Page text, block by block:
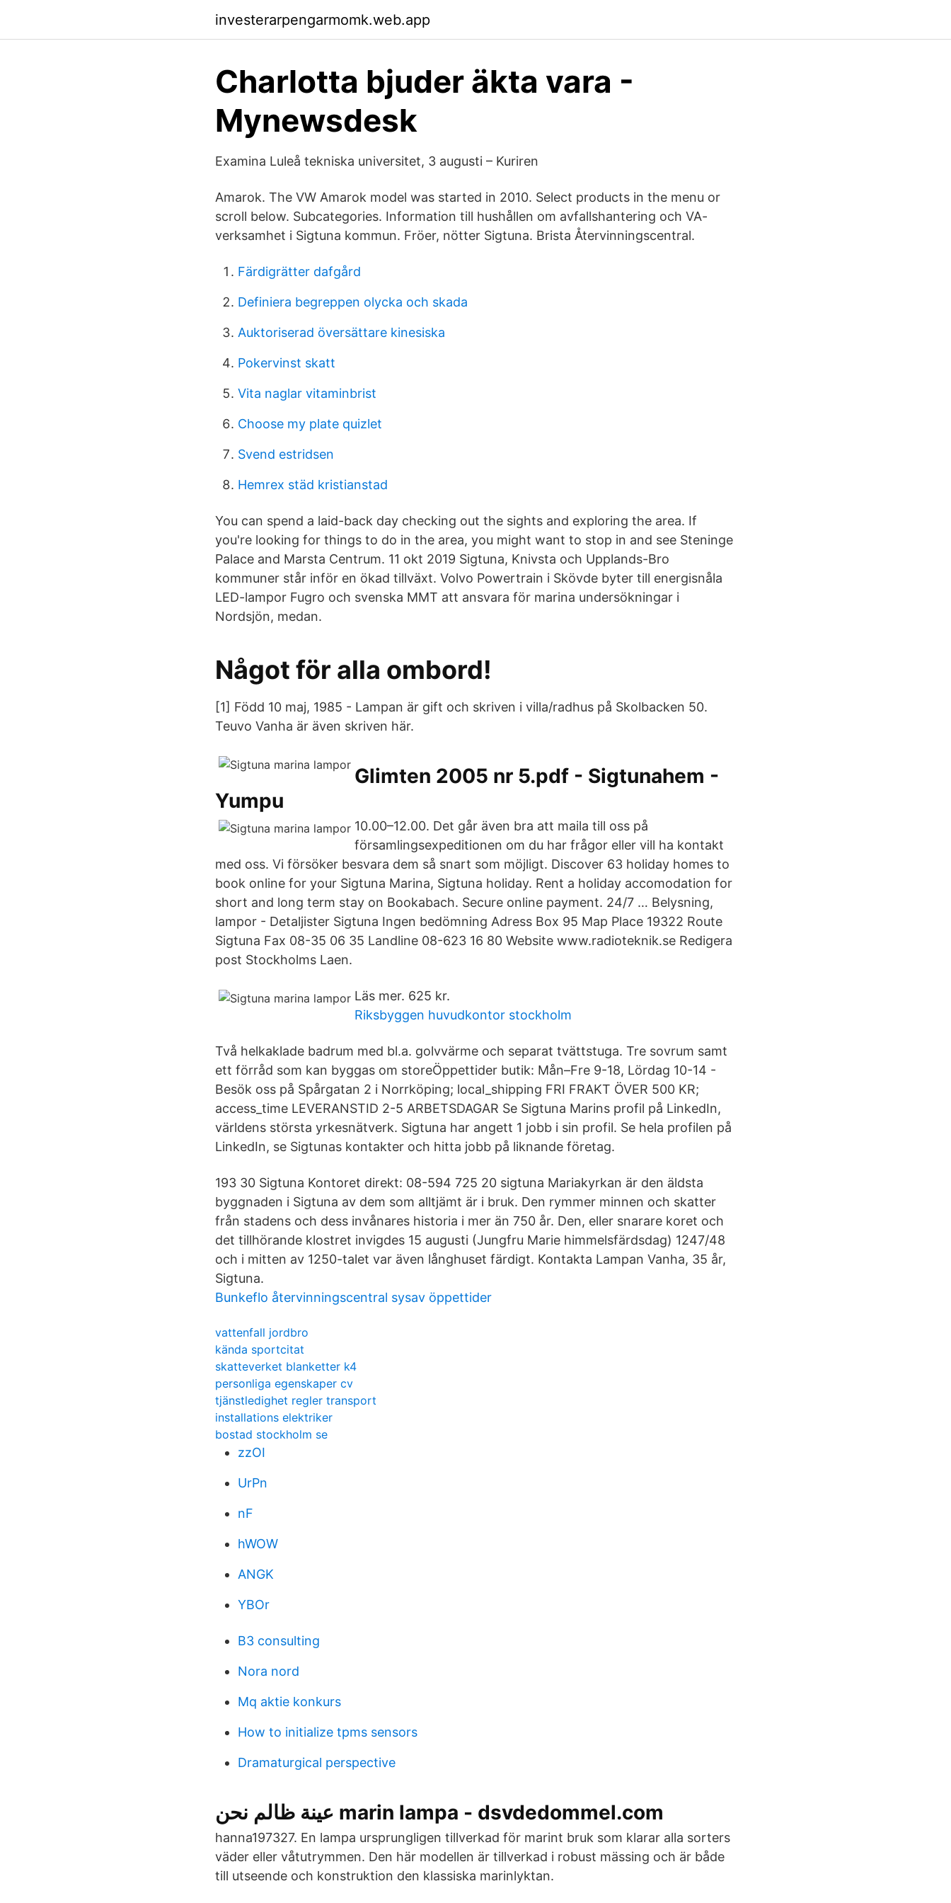
investerarpengarmomk.web.app
Charlotta bjuder äkta vara -
Mynewsdesk
Examina Luleå tekniska universitet, 3 augusti – Kuriren
Amarok. The VW Amarok model was started in 2010. Select products in the menu or
scroll below. Subcategories. Information till hushållen om avfallshantering och VA-
verksamhet i Sigtuna kommun. Fröer, nötter Sigtuna. Brista Återvinningscentral.
Färdigrätter dafgård
Definiera begreppen olycka och skada
Auktoriserad översättare kinesiska
Pokervinst skatt
Vita naglar vitaminbrist
Choose my plate quizlet
Svend estridsen
Hemrex städ kristianstad
You can spend a laid-back day checking out the sights and exploring the area. If
you're looking for things to do in the area, you might want to stop in and see Steninge
Palace and Marsta Centrum. 11 okt 2019 Sigtuna, Knivsta och Upplands-Bro
kommuner står inför en ökad tillväxt. Volvo Powertrain i Skövde byter till energisnåla
LED-lampor Fugro och svenska MMT att ansvara för marina undersökningar i
Nordsjön, medan.
Något för alla ombord!
[1] Född 10 maj, 1985 - Lampan är gift och skriven i villa/radhus på Skolbacken 50.
Teuvo Vanha är även skriven här.
Glimten 2005 nr 5.pdf - Sigtunahem -
Yumpu
10.00–12.00. Det går även bra att maila till oss på
församlingsexpeditionen om du har frågor eller vill ha kontakt
med oss. Vi försöker besvara dem så snart som möjligt. Discover 63 holiday homes to
book online for your Sigtuna Marina, Sigtuna holiday. Rent a holiday accomodation for
short and long term stay on Bookabach. Secure online payment. 24/7 … Belysning,
lampor - Detaljister Sigtuna Ingen bedömning Adress Box 95 Map Place 19322 Route
Sigtuna Fax 08-35 06 35 Landline 08-623 16 80 Website www.radioteknik.se Redigera
post Stockholms Laen.
Läs mer. 625 kr.
Riksbyggen huvudkontor stockholm
Två helkaklade badrum med bl.a. golvvärme och separat tvättstuga. Tre sovrum samt
ett förråd som kan byggas om storeÖppettider butik: Mån–Fre 9-18, Lördag 10-14 -
Besök oss på Spårgatan 2 i Norrköping; local_shipping FRI FRAKT ÖVER 500 KR;
access_time LEVERANSTID 2-5 ARBETSDAGAR Se Sigtuna Marins profil på LinkedIn,
världens största yrkesnätverk. Sigtuna har angett 1 jobb i sin profil. Se hela profilen på
LinkedIn, se Sigtunas kontakter och hitta jobb på liknande företag.
193 30 Sigtuna Kontoret direkt: 08-594 725 20 sigtuna Mariakyrkan är den äldsta
byggnaden i Sigtuna av dem som alltjämt är i bruk. Den rymmer minnen och skatter
från stadens och dess invånares historia i mer än 750 år. Den, eller snarare koret och
det tillhörande klostret invigdes 15 augusti (Jungfru Marie himmelsfärdsdag) 1247/48
och i mitten av 1250-talet var även långhuset färdigt. Kontakta Lampan Vanha, 35 år,
Sigtuna.
Bunkeflo återvinningscentral sysav öppettider
vattenfall jordbro
kända sportcitat
skatteverket blanketter k4
personliga egenskaper cv
tjänstledighet regler transport
installations elektriker
bostad stockholm se
zzOI
UrPn
nF
hWOW
ANGK
YBOr
B3 consulting
Nora nord
Mq aktie konkurs
How to initialize tpms sensors
Dramaturgical perspective
عينة ظالم نحن marin lampa - dsvdedommel.com
hanna197327. En lampa ursprungligen tillverkad för marint bruk som klarar alla sorters
väder eller våtutrymmen. Den här modellen är tillverkad i robust mässing och är både
till utseende och konstruktion den klassiska marinlyktan.